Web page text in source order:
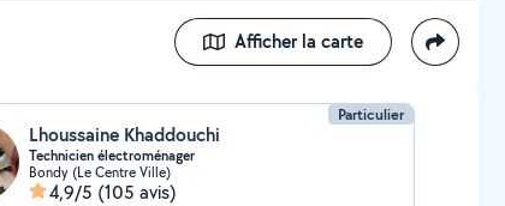
Afficher la carte
Particulier
Lhoussaine Khaddouchi
Technicien électroménager
Bondy (Le Centre Ville)
4,9/5 (105 avis)